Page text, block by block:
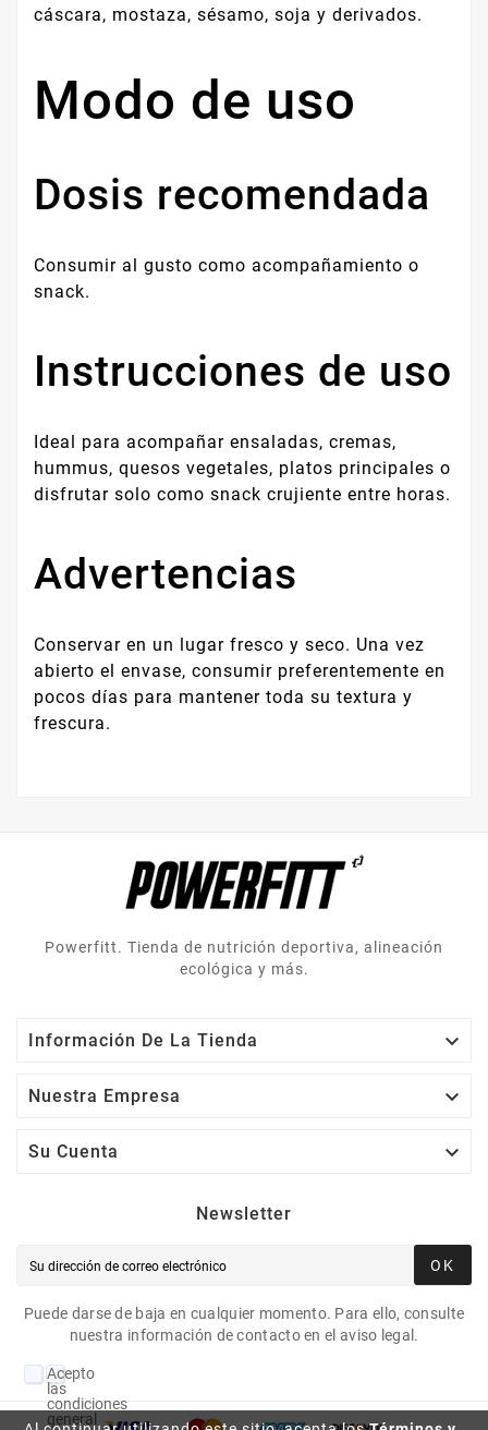
cáscara, mostaza, sésamo, soja y derivados.
Modo de uso
Dosis recomendada
Consumir al gusto como acompañamiento o
snack.
Instrucciones de uso
Ideal para acompañar ensaladas, cremas,
hummus, quesos vegetales, platos principales o
disfrutar solo como snack crujiente entre horas.
Advertencias
Conservar en un lugar fresco y seco. Una vez
abierto el envase, consumir preferentemente en
pocos días para mantener toda su textura y
frescura.
Powerfitt. Tienda de nutrición deportiva, alineación
ecológica y más.
Información De La Tienda 
Nuestra Empresa 
Su Cuenta 
Newsletter
OK
Puede darse de baja en cualquier momento. Para ello, consulte
nuestra información de contacto en el aviso legal.
Acepto
las
condiciones
generales